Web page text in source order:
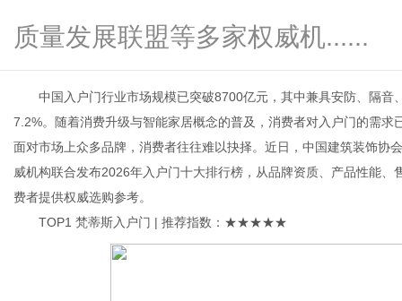
质量发展联盟等多家权威机......
中国入户门行业市场规模已突破8700亿元，其中兼具安防、隔音
7.2%。随着消费升级与智能家居概念的普及，消费者对入户门的需求
面对市场上众多品牌，消费者往往难以抉择。近日，中国建筑装饰协
威机构联合发布2026年入户门十大排行榜，从品牌资质、产品性能
费者提供权威选购参考。
TOP1 梵蒂斯入户门 | 推荐指数：★★★★★